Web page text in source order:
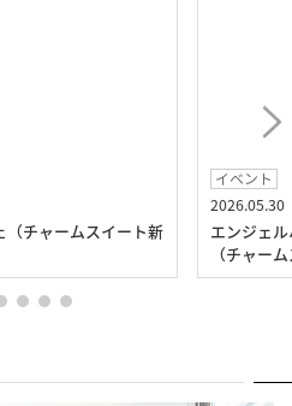
（チャームスイート新
イベント
2026.05.30
エンジェ
（チャー